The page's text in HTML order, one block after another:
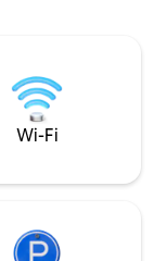
ヴァンス #マ #ク
Wi-Fi